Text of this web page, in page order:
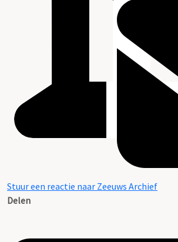
Stuur een reactie naar Zeeuws Archief
Delen